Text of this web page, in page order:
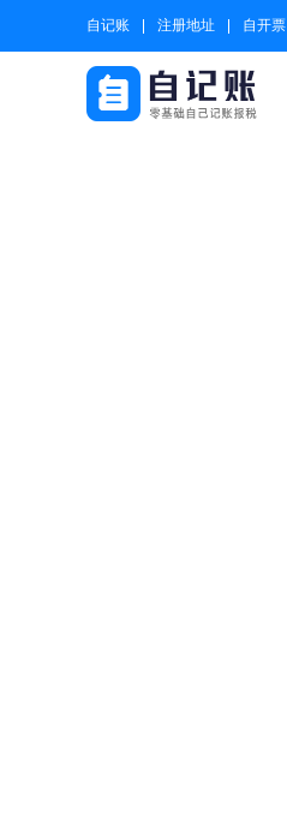
自记账 注册地址 自开票